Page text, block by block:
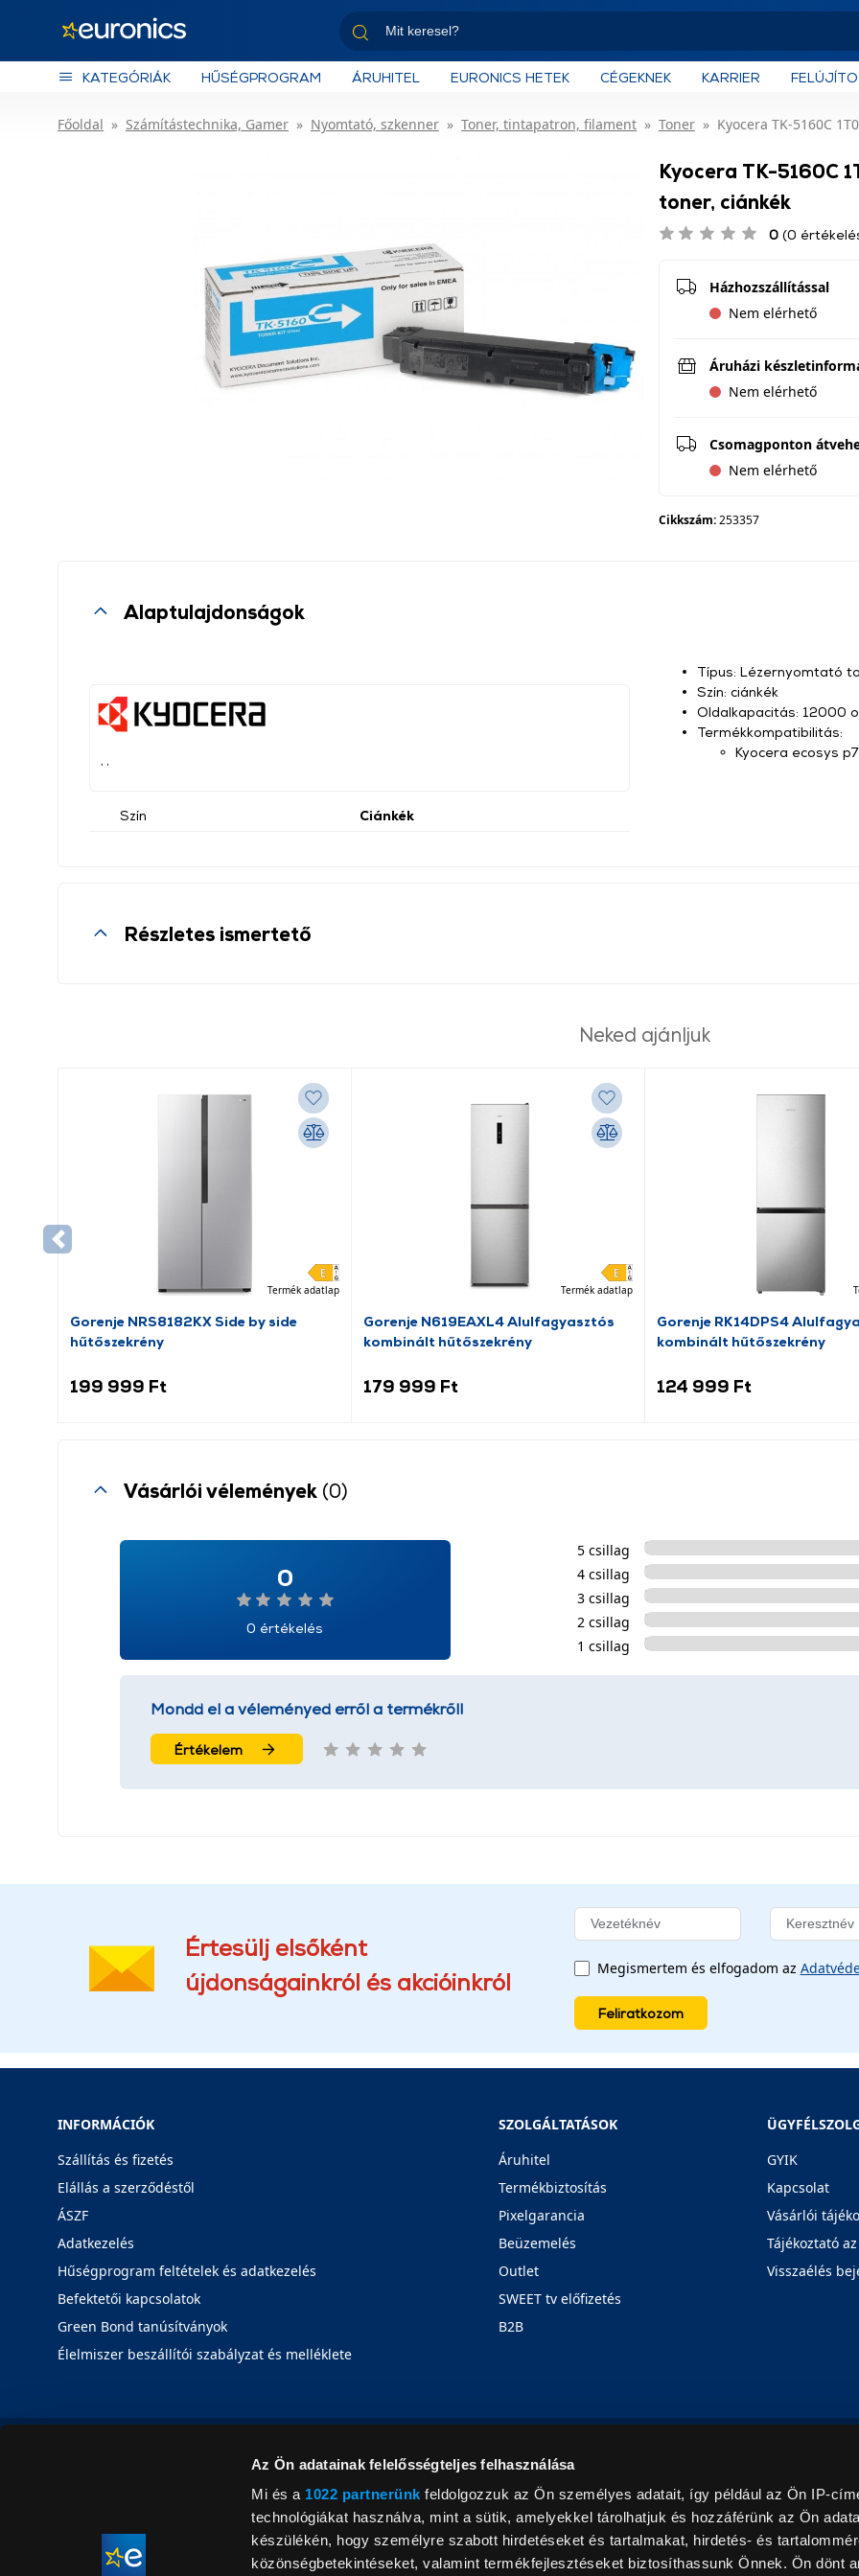
Az Ön adatainak felelősségteljes felhasználása
Mi és a 1022 partnerünk feldolgozzuk az Ön személyes adatait, így például az Ön IP-
technológiákat használva, mint a sütik, amelyekkel tárolhatjuk és hozzáférünk az Ön
készülékén, hogy személyre szabott hirdetéseket és tartalmakat, hirdetés- és
közönségbetekintéseket, valamint termékfejlesztéseket biztosíthassunk Önnek. Ön dönt
KATEGÓRIÁK HŰSÉGPROGRAM ÁRUHITEL EURONICS HETEK CÉGEKNEK KARRIER
Főoldal Számítástechnika, Gamer Nyomtató, szkenner Toner, tintapatron, filament Toner Kyocera TK-5160C
Kyocera TK-5160C
toner, ciánkék
0 (0
Házhozszállítással
Nem elérhető
Áruházi
Nem elérhető
Csomagponton
Nem elérhető
Cikkszám:253357
Alaptulajdonságok
Szín Ciánkék
Típus: Lézernyomtató
Szín: ciánkék
Oldalkapacitás: 12000
Termékkompatibilitás:
Kyocera ecosys
Részletes ismertető
Neked ajánljuk
Termék adatlap
Gorenje NRS8182KX Side by side
hűtőszekrény
199 999 Ft
Termék adatlap
Gorenje N619EAXL4 Alulfagyasztós
kombinált hűtőszekrény
179 999 Ft
Gorenje RK14DPS4
kombinált hűtőszekrény
124 999 Ft
Vásárlói vélemények (0)
0
0 értékelés
5 csillag
4 csillag
3 csillag
2 csillag
1 csillag
Mondd el a véleményed erről a termékről!
Értékelem
Értesülj elsőként
újdonságainkról és akcióinkról
Megismertem és elfogadom az
Feliratkozom
INFORMÁCIÓK
Szállítás és fizetés
Elállás a szerződéstől
ÁSZF
Adatkezelés
Hűségprogram feltételek és adatkezelés
Befektetői kapcsolatok
Green Bond tanúsítványok
Élelmiszer beszállítói szabályzat és melléklete
SZOLGÁLTATÁSOK
Áruhitel
Termékbiztosítás
Pixelgarancia
Beüzemelés
Outlet
SWEET tv előfizetés
B2B
GYIK
Kapcsolat
Vásárlói
Tájékoztató
Visszaélés